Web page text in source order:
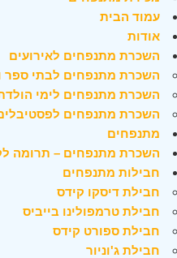
עמוד הבית
אודות
השכרת מתנפחים לאירועים
השכרת מתנפחים לבתי ספר
השכרת מתנפחים לימי
השכרת מתנפחים לפסטיבלים
מתנפחים
השכרת מתנפחים – תרומה
חבילות מתנפחים
חבילת דיסקו קידס
חבילת טרמפולינו בייביס
חבילת ספורט קידס
חבילת ג'וניור